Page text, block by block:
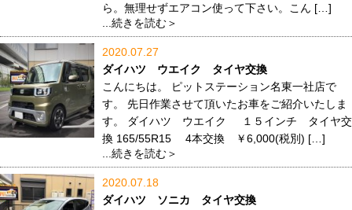
ら。無理せずエアコン使って下さい。こん […]
...続きを読む＞
2020.07.27
ダイハツ ウエイク タイヤ交換
こんにちは。 ピットステーション名東一社店で
す。 先日作業させて頂いたお車をご紹介いたしま
す。 ダイハツ ウエイク １５インチ タイヤ交
換 165/55R15 4本交換 ￥6,000(税別) […]
...続きを読む＞
2020.07.18
ダイハツ ソニカ タイヤ交換